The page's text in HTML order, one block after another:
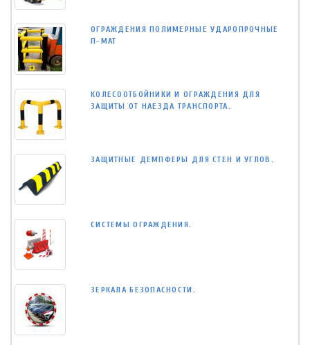
ОГРАЖДЕНИЯ ПОЛИМЕРНЫЕ УДАРОПРОЧНЫЕ
П-МАТ
КОЛЕСООТБОЙНИКИ И ОГРАЖДЕНИЯ ДЛЯ
ЗАЩИТЫ ОТ НАЕЗДА ТРАНСПОРТА.
ЗАЩИТНЫЕ ДЕМПФЕРЫ ДЛЯ СТЕН И УГЛОВ.
СИСТЕМЫ ОГРАЖДЕНИЯ.
ЗЕРКАЛА БЕЗОПАСНОСТИ.